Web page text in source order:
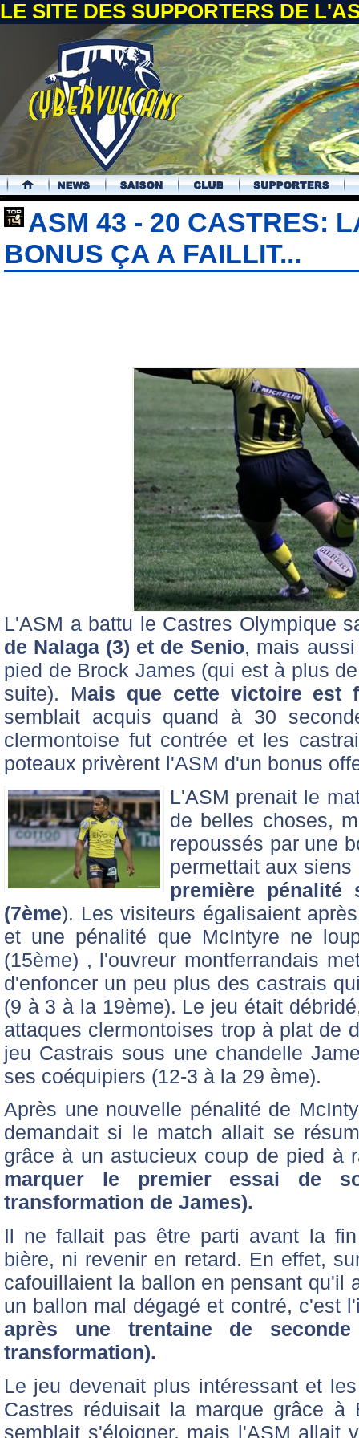
LE SITE DES SUPPORTERS DE
.
ASM 43 - 20 CASTRES:
BONUS ÇA A FAILLIT...
L'ASM a battu le Castres Olympique
de Nalaga (3) et de Senio, mais
pied de Brock James (qui est à plus
suite). Mais que cette victoire est
semblait acquis quand à 30
clermontoise fut contrée et les
poteaux privèrent l'ASM d'un bonus
L'ASM prenait le
de belles choses,
repoussés par une
permettait aux
première pénalité
(7ème). Les visiteurs égalisaient
et une pénalité que McIntyre ne
(15ème) , l'ouvreur montferrandais
d'enfoncer un peu plus des castrais
(9 à 3 à la 19ème). Le jeu était
attaques clermontoises trop à plat de
jeu Castrais sous une chandelle
ses coéquipiers (12-3 à la 29 ème).
Après une nouvelle pénalité de
demandait si le match allait se
grâce à un astucieux coup de pied à
marquer le premier essai de
transformation de James).
Il ne fallait pas être parti avant la
bière, ni revenir en retard. En effet,
cafouillaient la ballon en pensant qu'il
un ballon mal dégagé et contré, c'est
après une trentaine de
transformation).
Le jeu devenait plus intéressant et
Castres réduisait la marque grâce à
semblait s'éloigner, mais l'ASM allait